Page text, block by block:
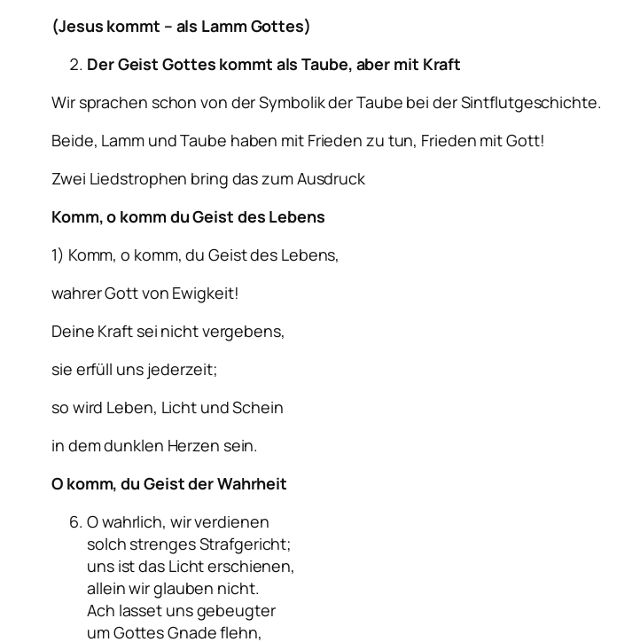
(Jesus kommt – als Lamm Gottes)
Der Geist Gottes kommt als Taube, aber mit Kraft
Wir sprachen schon von der Symbolik der Taube bei der Sintflutgeschichte.
Beide, Lamm und Taube haben mit Frieden zu tun, Frieden mit Gott!
Zwei Liedstrophen bring das zum Ausdruck
Komm, o komm du Geist des Lebens
1) Komm, o komm, du Geist des Lebens,
wahrer Gott von Ewigkeit!
Deine Kraft sei nicht vergebens,
sie erfüll uns jederzeit;
so wird Leben, Licht und Schein
in dem dunklen Herzen sein.
O komm, du Geist der Wahrheit
O wahrlich, wir verdienen
solch strenges Strafgericht;
uns ist das Licht erschienen,
allein wir glauben nicht.
Ach lasset uns gebeugter
um Gottes Gnade flehn,